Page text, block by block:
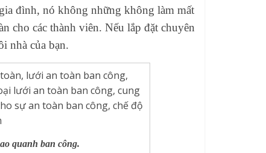
đình, nó không những không làm mất
cho các thành viên. Nếu lắp đặt chuyên
nhà của bạn.
quanh ban công.